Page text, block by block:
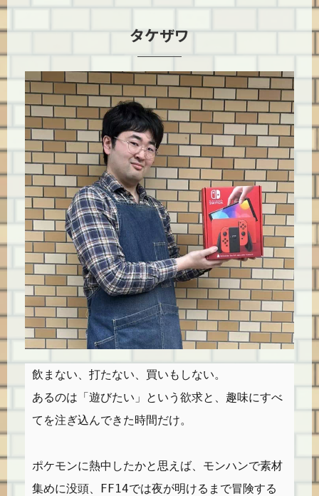
タケザワ
飲まない、打たない、買いもしない。
あるのは「遊びたい」という欲求と、趣味にすべ
てを注ぎ込んできた時間だけ。
ポケモンに熱中したかと思えば、モンハンで素材
集めに没頭、FF14では夜が明けるまで冒険する